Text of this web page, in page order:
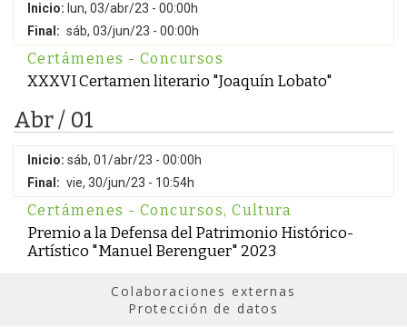
Inicio: lun, 03/abr/23 - 00:00h
Final: sáb, 03/jun/23 - 00:00h
Certámenes - Concursos
XXXVI Certamen literario "Joaquín Lobato"
Abr / 01
Inicio: sáb, 01/abr/23 - 00:00h
Final: vie, 30/jun/23 - 10:54h
Certámenes - Concursos, Cultura
Premio a la Defensa del Patrimonio Histórico-
Artístico "Manuel Berenguer" 2023
Colaboraciones externas
Protección de datos